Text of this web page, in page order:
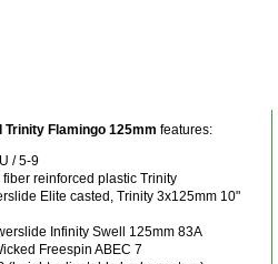
Trinity Flamingo 125mm features:
/ 5-9
reinforced plastic Trinity
Elite casted, Trinity 3x125mm 10"
Infinity Swell 125mm 83A
Freespin ABEC 7